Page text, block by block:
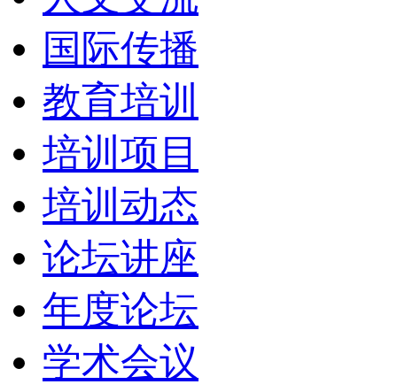
国际传播
教育培训
培训项目
培训动态
论坛讲座
年度论坛
学术会议